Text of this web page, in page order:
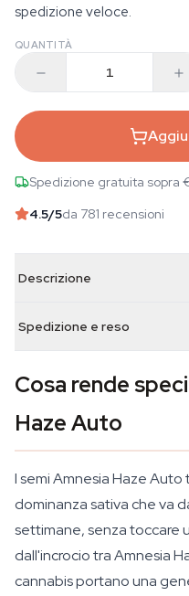
spedizione veloce.
QUANTITÀ
Spedizione gratuita sopra
4.5/5da 781 recensioni
Descrizione
Spedizione e reso
Cosa rende
Haze Auto
I semi Amnesia Haze
dominanza sativa che va
settimane, senza toccare
dall'incrocio tra Amnesia
cannabis portano una